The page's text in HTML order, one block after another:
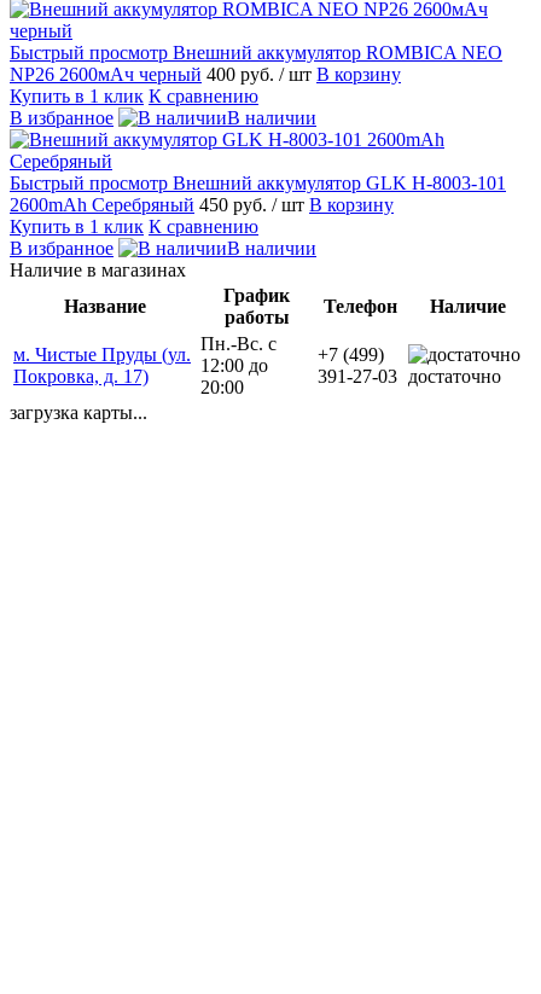
Быстрый просмотр Внешний аккумулятор ROMBICA NEO
NP26 2600мАч черный 400 руб. / шт В корзину
Купить в 1 клик К сравнению
В избранное
В наличии
Быстрый просмотр Внешний аккумулятор GLK H-8003-101
2600mAh Серебряный 450 руб. / шт В корзину
Купить в 1 клик К сравнению
В избранное
В наличии
Наличие в магазинах
Название
График
работы
Телефон Наличие
м. Чистые Пруды (ул.
Покровка, д. 17)
Пн.-Вс. с
12:00 до
20:00
+7 (499)
391-27-03 достаточно
загрузка карты...